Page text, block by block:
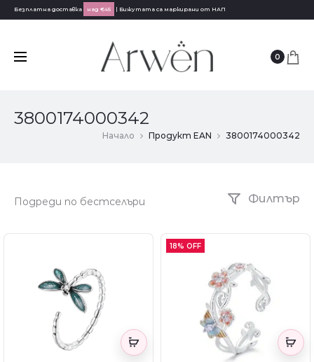
Безплатна доставка над €45 | Бижутата са маркирани от НАП
0
3800174000342
Начало Продукт EAN 3800174000342
Филтър
18% OFF